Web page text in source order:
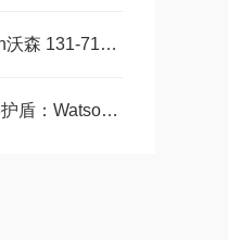
玉科现货Watson沃森 131-7155C 微量离心管：以人为核心的实验室耗材精工
精密实验的隐形护盾：Watson沃森移液滤芯长吸头技术全解析